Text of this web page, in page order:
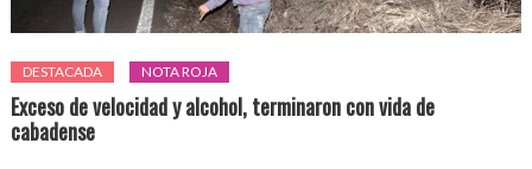
DESTACADA NOTA ROJA
Exceso de velocidad y alcohol, terminaron con vida de
cabadense